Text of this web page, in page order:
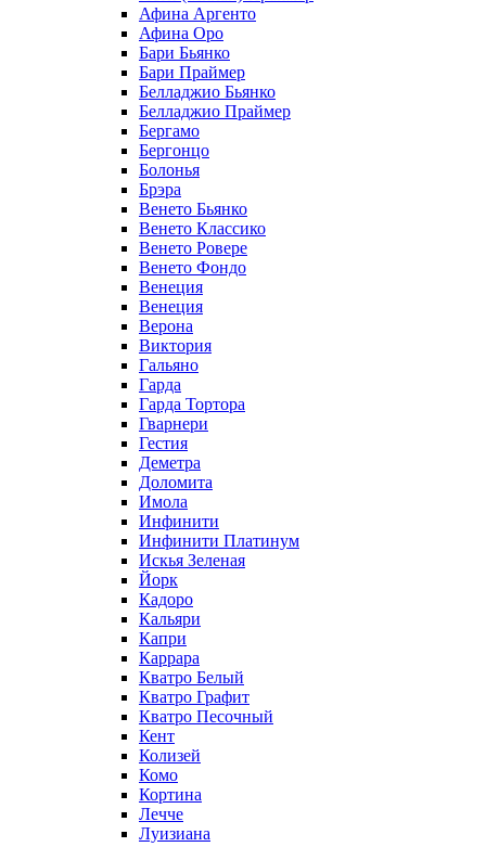
Афина Аргенто
Афина Оро
Бари Бьянко
Бари Праймер
Белладжио Бьянко
Белладжио Праймер
Бергамо
Бергонцо
Болонья
Брэра
Венето Бьянко
Венето Классико
Венето Ровере
Венето Фондо
Венеция
Венеция
Верона
Виктория
Гальяно
Гарда
Гарда Тортора
Гварнери
Гестия
Деметра
Доломита
Имола
Инфинити
Инфинити Платинум
Искья Зеленая
Йорк
Кадоро
Кальяри
Капри
Каррара
Кватро Белый
Кватро Графит
Кватро Песочный
Кент
Колизей
Комо
Кортина
Лечче
Луизиана